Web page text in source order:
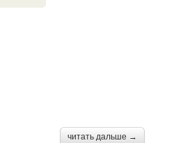
читать дальше →